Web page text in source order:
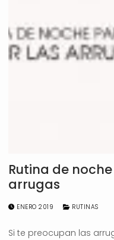
Rutina de
arrugas
ENERO 2019 RUTINAS
Si te preocupan las